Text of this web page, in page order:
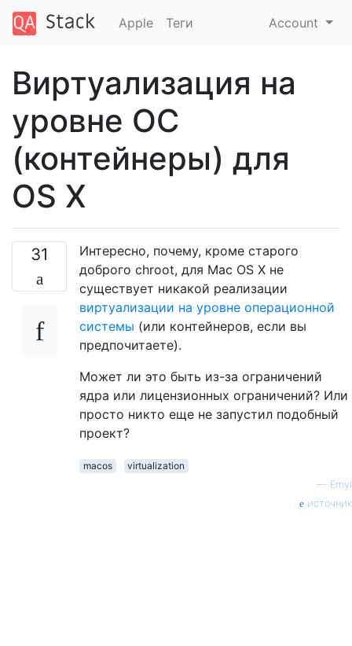
Apple Теги Account
Виртуализация на
уровне ОС
(контейнеры) для
OS X
31
Интересно, почему, кроме старого
доброго chroot, для Mac OS X не
существует никакой реализации
виртуализации на уровне операционной
системы (или контейнеров, если вы
предпочитаете).
Может ли это быть из-за ограничений
ядра или лицензионных ограничений? Или
просто никто еще не запустил подобный
проект?
macos
virtualization
— Emyl
источник